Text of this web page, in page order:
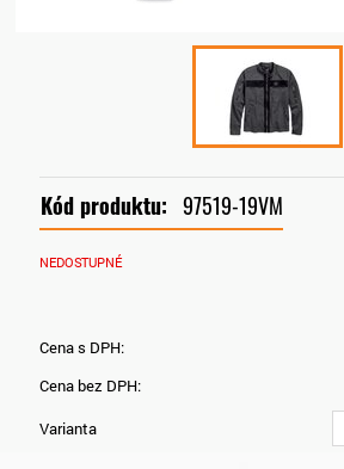
Kód produktu: 97519-19VM
NEDOSTUPNÉ
Cena s DPH:
Cena bez DPH:
Varianta